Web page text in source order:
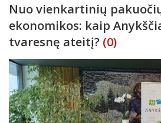
Nuo vienkartinių
ekonomikos: kaip
tvaresnę ateitį? (0)